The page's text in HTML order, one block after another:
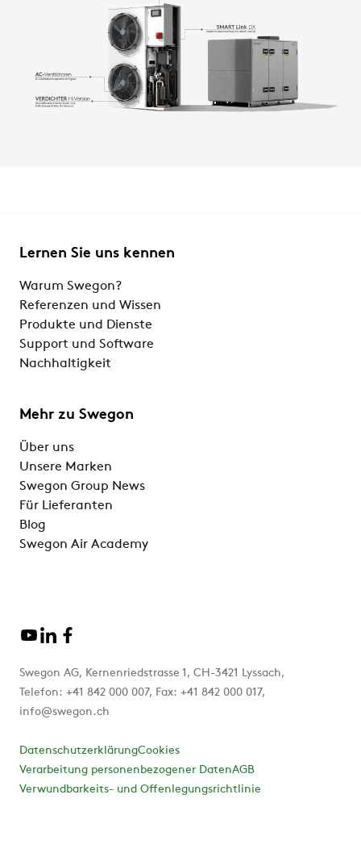
Lernen Sie uns kennen
Warum Swegon?
Referenzen und Wissen
Produkte und Dienste
Support und Software
Nachhaltigkeit
Mehr zu Swegon
Über uns
Unsere Marken
Swegon Group News
Für Lieferanten
Blog
Swegon Air Academy
Swegon AG, Kernenriedstrasse 1, CH-3421 Lyssach,
Telefon: +41 842 000 007, Fax: +41 842 000 017,
info@swegon.ch
DatenschutzerklärungCookies
Verarbeitung personenbezogener DatenAGB
Verwundbarkeits- und Offenlegungsrichtlinie